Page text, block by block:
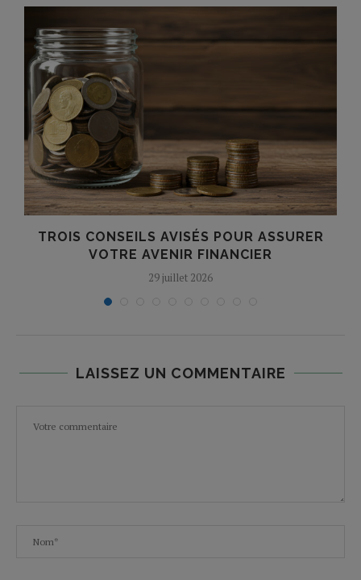
TROIS CONSEILS AVISÉS POUR ASSURER
VOTRE AVENIR FINANCIER
29 juillet 2026
LAISSEZ UN COMMENTAIRE